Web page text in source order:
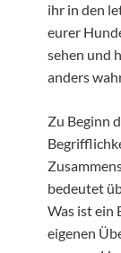
ihr in den
eurer
sehen und
anders
Zu Beginn
bedeutet
Was ist ein
eigenen